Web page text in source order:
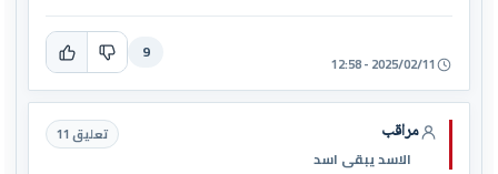
2025/02/11 - 12:58
9
مراقب
الاسد يبقى اسد
تعليق 11